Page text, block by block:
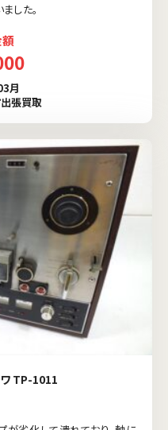
した。
月
張買取
TP-1011